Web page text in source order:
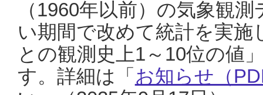
（1960年以前）の気象観
い期間で改めて統計を実
との観測史上1～10位の値
す。詳細は「 お知らせ（